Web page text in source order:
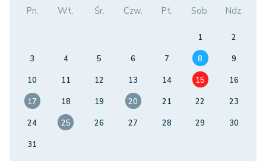
Pn. Wt. Śr. Czw. Pt. Sob. Ndz.
1
2
3
4 5 6 7 8
9
10
11 12 13 14 15
16
17
18 19 20 21 22
23
24
25 26 27 28 29
30
31